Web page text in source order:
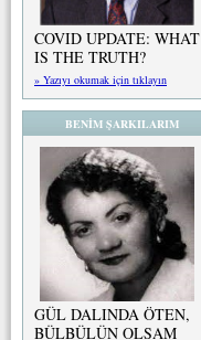
COVID UPDATE: WHAT
IS THE TRUTH?
» Yazıyı okumak için tıklayın
BENİM ŞARKILARIM
GÜL DALINDA ÖTEN,
BÜLBÜLÜN OLSAM